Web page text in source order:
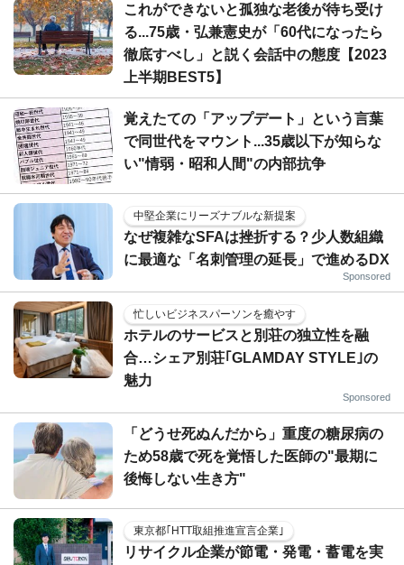
これができないと孤独な老後が待ち受け
る...75歳・弘兼憲史が「60代になったら
徹底すべし」と説く会話中の態度【2023
上半期BEST5】
覚えたての「アップデート」という言葉
で同世代をマウント...35歳以下が知らな
い"情弱・昭和人間"の内部抗争
中堅企業にリーズナブルな新提案
なぜ複雑なSFAは挫折する？少人数組織
に最適な「名刺管理の延長」で進めるDX
Sponsored
忙しいビジネスパーソンを癒やす
ホテルのサービスと別荘の独立性を融
合…シェア別荘｢GLAMDAY STYLE｣の
魅力
Sponsored
「どうせ死ぬんだから」重度の糖尿病の
ため58歳で死を覚悟した医師の"最期に
後悔しない生き方"
東京都｢HTT取組推進宣言企業｣
リサイクル企業が節電・発電・蓄電を実